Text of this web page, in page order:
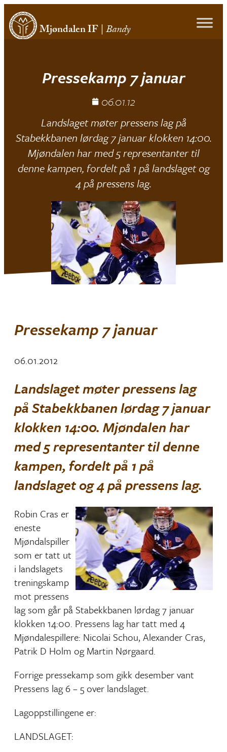
Mjøndalen IF|Bandy
Pressekamp 7 januar
06.01.12
Landslaget møter pressens lag på
Stabekkbanen lørdag 7 januar klokken 14:00.
Mjøndalen har med 5 representanter til
denne kampen, fordelt på 1 på landslaget og
4 på pressens lag.
Pressekamp 7 januar
06.01.2012
Landslaget møter pressens lag
på Stabekkbanen lørdag 7 januar
klokken 14:00. Mjøndalen har
med 5 representanter til denne
kampen, fordelt på 1 på
landslaget og 4 på pressens lag.
Robin Cras er
eneste
Mjøndalspiller
som er tatt ut
i landslagets
treningskamp
mot pressens
lag som går på Stabekkbanen lørdag 7 januar
klokken 14:00. Pressens lag har tatt med 4
Mjøndalespillere: Nicolai Schou, Alexander Cras,
Patrik D Holm og Martin Nørgaard.
Forrige pressekamp som gikk desember vant
Pressens lag 6 – 5 over landslaget.
Lagoppstillingene er:
LANDSLAGET: